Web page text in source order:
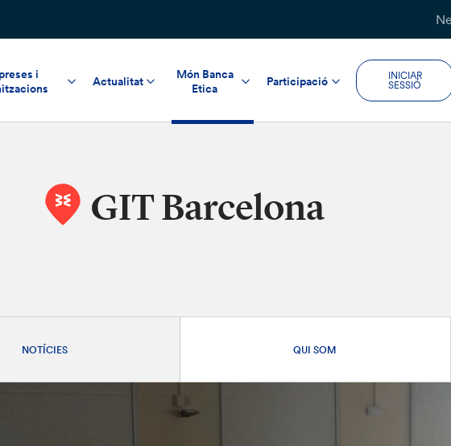
i
Actualitat
Món Banca
Etica
Participació
INICIAR
SESSIÓ
GIT Barcelona
NOTÍCIES QUI SOM